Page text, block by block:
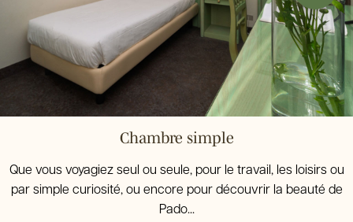
Chambre simple
Que vous voyagiez seul ou seule, pour le travail, les loisirs ou
par simple curiosité, ou encore pour découvrir la beauté de
Pado...